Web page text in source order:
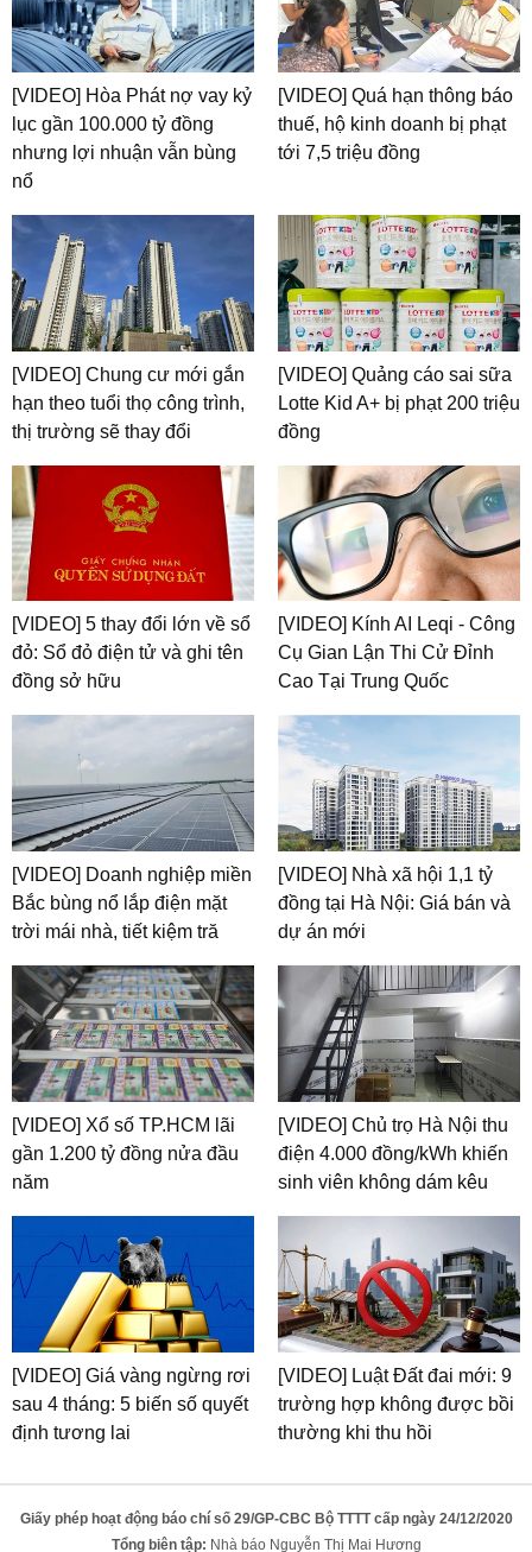
[VIDEO] Hòa Phát nợ vay kỷ
lục gần 100.000 tỷ đồng
nhưng lợi nhuận vẫn bùng
nổ
[VIDEO] Quá hạn thông báo
thuế, hộ kinh doanh bị phạt
tới 7,5 triệu đồng
[VIDEO] Chung cư mới gắn
hạn theo tuổi thọ công trình,
thị trường sẽ thay đổi
[VIDEO] Quảng cáo sai sữa
Lotte Kid A+ bị phạt 200 triệu
đồng
[VIDEO] 5 thay đổi lớn về sổ
đỏ: Sổ đỏ điện tử và ghi tên
đồng sở hữu
[VIDEO] Kính AI Leqi - Công
Cụ Gian Lận Thi Cử Đỉnh
Cao Tại Trung Quốc
[VIDEO] Doanh nghiệp miền
Bắc bùng nổ lắp điện mặt
trời mái nhà, tiết kiệm tră
[VIDEO] Nhà xã hội 1,1 tỷ
đồng tại Hà Nội: Giá bán và
dự án mới
[VIDEO] Xổ số TP.HCM lãi
gần 1.200 tỷ đồng nửa đầu
năm
[VIDEO] Chủ trọ Hà Nội thu
điện 4.000 đồng/kWh khiến
sinh viên không dám kêu
[VIDEO] Giá vàng ngừng rơi
sau 4 tháng: 5 biến số quyết
định tương lai
[VIDEO] Luật Đất đai mới: 9
trường hợp không được bồi
thường khi thu hồi
Giấy phép hoạt động báo chí số 29/GP-CBC Bộ TTTT cấp ngày 24/12/2020
Tổng biên tập: Nhà báo Nguyễn Thị Mai Hương